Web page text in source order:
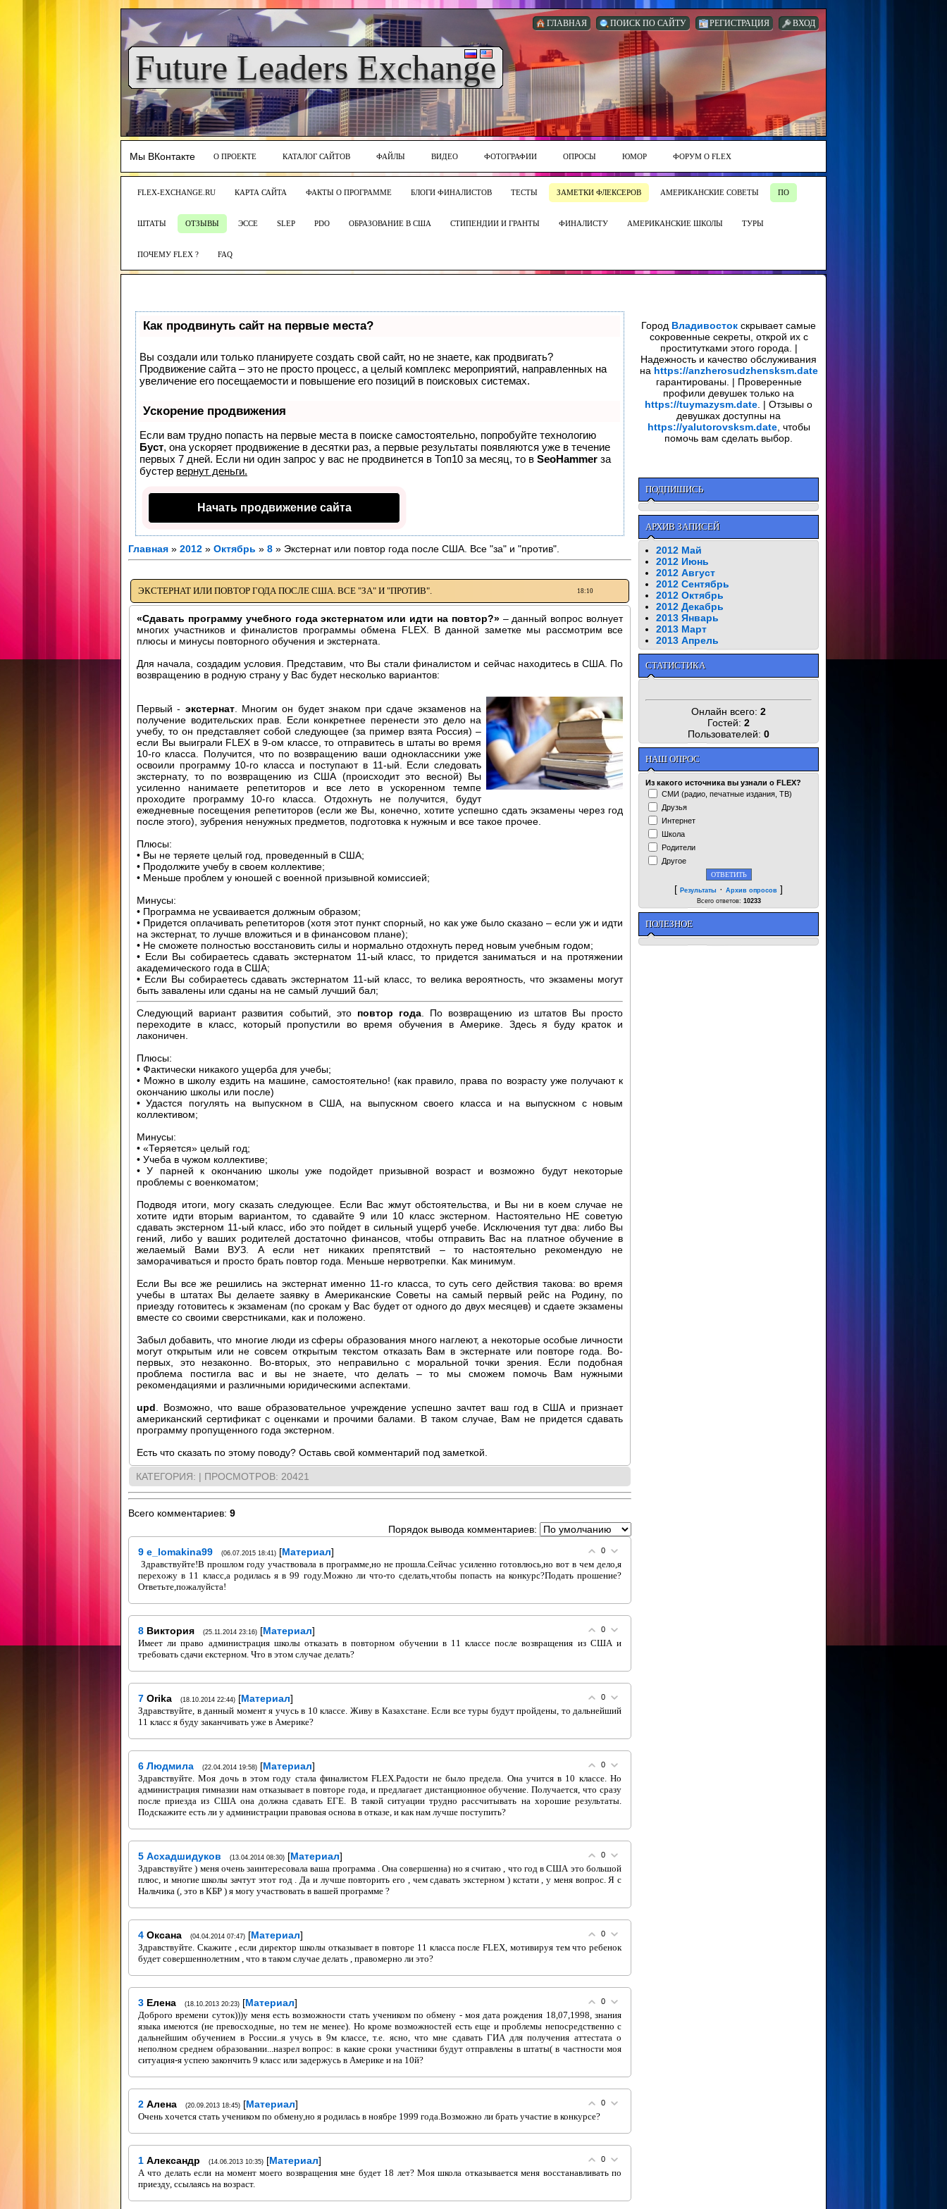
ВХОД
РЕГИСТРАЦИЯ
ПОИСК ПО САЙТУ
ГЛАВНАЯ
Future Leaders Exchange
Мы ВКонтакте О ПРОЕКТЕ КАТАЛОГ САЙТОВ ФАЙЛЫ ВИДЕО ФОТОГРАФИИ ОПРОСЫ ЮМОР ФОРУМ О FLEX
FLEX-EXCHANGE.RU КАРТА САЙТА ФАКТЫ О ПРОГРАММЕ БЛОГИ ФИНАЛИСТОВ ТЕСТЫ ЗАМЕТКИ ФЛЕКСЕРОВ АМЕРИКАНСКИЕ СОВЕТЫ ПО
ШТАТЫ ОТЗЫВЫ ЭССЕ SLEP PDO ОБРАЗОВАНИЕ В США СТИПЕНДИИ И ГРАНТЫ ФИНАЛИСТУ АМЕРИКАНСКИЕ ШКОЛЫ ТУРЫ
ПОЧЕМУ FLEX ? FAQ
Как продвинуть сайт на первые места?
Вы создали или только планируете создать свой сайт, но не знаете, как продвигать?
Продвижение сайта – это не просто процесс, а целый комплекс мероприятий, направленных на
увеличение его посещаемости и повышение его позиций в поисковых системах.
Ускорение продвижения
Если вам трудно попасть на первые места в поиске самостоятельно, попробуйте технологию
Буст, она ускоряет продвижение в десятки раз, а первые результаты появляются уже в течение
первых 7 дней. Если ни один запрос у вас не продвинется в Топ10 за месяц, то в SeoHammer за
бустер вернут деньги.
Начать продвижение сайта
Главная » 2012 » Октябрь » 8 » Экстернат или повтор года после США. Все "за" и "против".
18:10
ЭКСТЕРНАТ ИЛИ ПОВТОР ГОДА ПОСЛЕ США. ВСЕ "ЗА" И "ПРОТИВ".
«Сдавать программу учебного года экстернатом или идти на повтор?»– данный вопрос волнует
многих участников и финалистов программы обмена FLEX. В данной заметке мы рассмотрим все
плюсы и минусы повторного обучения и экстерната.
Для начала, создадим условия. Представим, что Вы стали финалистом и сейчас находитесь в США. По
возвращению в родную страну у Вас будет несколько вариантов:
Первый - экстернат. Многим он будет знаком при сдаче экзаменов на
получение водительских прав. Если конкретнее перенести это дело на
учебу, то он представляет собой следующее (за пример взята Россия) –
если Вы выиграли FLEX в 9-ом классе, то отправитесь в штаты во время
10-го класса. Получится, что по возвращению ваши одноклассники уже
освоили программу 10-го класса и поступают в 11-ый. Если следовать
экстернату, то по возвращению из США (происходит это весной) Вы
усиленно нанимаете репетиторов и все лето в ускоренном темпе
проходите программу 10-го класса. Отдохнуть не получится, будут
ежедневные посещения репетиторов (если же Вы, конечно, хотите успешно сдать экзамены через год
после этого), зубрения ненужных предметов, подготовка к нужным и все такое прочее.
Плюсы:
• Вы не теряете целый год, проведенный в США;
• Продолжите учебу в своем коллективе;
• Меньше проблем у юношей с военной призывной комиссией;
Минусы:
• Программа не усваивается должным образом;
• Придется оплачивать репетиторов (хотя этот пункт спорный, но как уже было сказано – если уж и идти
на экстернат, то лучше вложиться и в финансовом плане);
• Не сможете полностью восстановить силы и нормально отдохнуть перед новым учебным годом;
• Если Вы собираетесь сдавать экстернатом 11-ый класс, то придется заниматься и на протяжении
академического года в США;
• Если Вы собираетесь сдавать экстернатом 11-ый класс, то велика вероятность, что экзамены могут
быть завалены или сданы на не самый лучший бал;
Следующий вариант развития событий, это повтор года . По возвращению из штатов Вы просто
переходите в класс, который пропустили во время обучения в Америке. Здесь я буду краток и
лаконичен.
Плюсы:
• Фактически никакого ущерба для учебы;
• Можно в школу ездить на машине, самостоятельно! (как правило, права по возрасту уже получают к
окончанию школы или после)
• Удастся погулять на выпускном в США, на выпускном своего класса и на выпускном с новым
коллективом;
Минусы:
• «Теряется» целый год;
• Учеба в чужом коллективе;
• У парней к окончанию школы уже подойдет призывной возраст и возможно будут некоторые
проблемы с военкоматом;
Подводя итоги, могу сказать следующее. Если Вас жмут обстоятельства, и Вы ни в коем случае не
хотите идти вторым вариантом, то сдавайте 9 или 10 класс экстерном. Настоятельно НЕ советую
сдавать экстерном 11-ый класс, ибо это пойдет в сильный ущерб учебе. Исключения тут два: либо Вы
гений, либо у ваших родителей достаточно финансов, чтобы отправить Вас на платное обучение в
желаемый Вами ВУЗ. А если нет никаких препятствий – то настоятельно рекомендую не
заморачиваться и просто брать повтор года. Меньше нервотрепки. Как минимум.
Если Вы все же решились на экстернат именно 11-го класса, то суть сего действия такова: во время
учебы в штатах Вы делаете заявку в Американские Советы на самый первый рейс на Родину, по
приезду готовитесь к экзаменам (по срокам у Вас будет от одного до двух месяцев) и сдаете экзамены
вместе со своими сверстниками, как и положено.
Забыл добавить, что многие люди из сферы образования много наглеют, а некоторые особые личности
могут открытым или не совсем открытым текстом отказать Вам в экстернате или повторе года. Во-
первых, это незаконно. Во-вторых, это неправильно с моральной точки зрения. Если подобная
проблема постигла вас и вы не знаете, что делать – то мы сможем помочь Вам нужными
рекомендациями и различными юридическими аспектами.
upd . Возможно, что ваше образовательное учреждение успешно зачтет ваш год в США и признает
американский сертификат с оценками и прочими балами. В таком случае, Вам не придется сдавать
программу пропущенного года экстерном.
Есть что сказать по этому поводу? Оставь свой комментарий под заметкой.
КАТЕГОРИЯ: | ПРОСМОТРОВ: 20421
Всего комментариев: 9
Порядок вывода комментариев:
0
9 e_lomakina99 (06.07.2015 18:41) [Материал]
Здравствуйте!В прошлом году участвовала в программе,но не прошла.Сейчас усиленно готовлюсь,но вот в чем дело,я
перехожу в 11 класс,а родилась я в 99 году.Можно ли что-то сделать,чтобы попасть на конкурс?Подать прошение?
Ответьте,пожалуйста!
0
8 Виктория (25.11.2014 23:16) [Материал]
Имеет ли право администрация школы отказать в повторном обучении в 11 классе после возвращения из США и
требовать сдачи екстерном. Что в этом случае делать?
0
7 Orika (18.10.2014 22:44) [Материал]
Здравствуйте, в данный момент я учусь в 10 классе. Живу в Казахстане. Если все туры будут пройдены, то дальнейший
11 класс я буду заканчивать уже в Америке?
0
6 Людмила (22.04.2014 19:58) [Материал]
Здравствуйте. Моя дочь в этом году стала финалистом FLEX.Радости не было предела. Она учится в 10 классе. Но
администрация гимназии нам отказывает в повторе года, и предлагает дистанционное обучение. Получается, что сразу
после приезда из США она должна сдавать ЕГЕ. В такой ситуации трудно рассчитывать на хорошие результаты.
Подскажите есть ли у администрации правовая основа в отказе, и как нам лучше поступить?
0
5 Асхадшидуков (13.04.2014 08:30) [Материал]
Здравствуйте ) меня очень заинтересовала ваша программа . Она совершенна) но я считаю , что год в США это большой
плюс, и многие школы зачтут этот год . Да и лучше повторить его , чем сдавать экстерном ) кстати , у меня вопрос. Я с
Нальчика (, это в КБР ) я могу участвовать в вашей программе ?
0
4 Оксана (04.04.2014 07:47) [Материал]
Здравствуйте. Скажите , если директор школы отказывает в повторе 11 класса после FLEX, мотивируя тем что ребенок
будет совершеннолетним , что в таком случае делать , правомерно ли это?
0
3 Елена (18.10.2013 20:23) [Материал]
Доброго времени суток)))у меня есть возможности стать учеником по обмену - моя дата рождения 18,07,1998, знания
языка имеются (не превосходные, но тем не менее). Но кроме возможностей есть еще и проблемы непосредственно с
дальнейшим обучением в России..я учусь в 9м классе, т.е. ясно, что мне сдавать ГИА для получения аттестата о
неполном среднем образовании...назрел вопрос: в какие сроки участники будут отправлены в штаты( в частности моя
ситуация-я успею закончить 9 класс или задержусь в Америке и на 10й?
0
2 Алена (20.09.2013 18:45) [Материал]
Очень хочется стать учеником по обмену,но я родилась в ноябре 1999 года.Возможно ли брать участие в конкурсе?
0
1 Александр (14.06.2013 10:35) [Материал]
А что делать если на момент моего возвращения мне будет 18 лет? Моя школа отказывается меня восстанавливать по
приезду, ссылаясь на возраст.
Город Владивосток скрывает самые
сокровенные секреты, открой их с
проститутками этого города. |
Надежность и качество обслуживания
на https://anzherosudzhensksm.date
гарантированы. | Проверенные
профили девушек только на
https://tuymazysm.date . | Отзывы о
девушках доступны на
https://yalutorovsksm.date, чтобы
помочь вам сделать выбор.
ПОДПИШИСЬ
АРХИВ ЗАПИСЕЙ
2012 Май
2012 Июнь
2012 Август
2012 Сентябрь
2012 Октябрь
2012 Декабрь
2013 Январь
2013 Март
2013 Апрель
СТАТИСТИКА
Онлайн всего: 2
Гостей: 2
Пользователей: 0
НАШ ОПРОС
Из какого источника вы узнали о FLEX?
СМИ (радио, печатные издания, ТВ)
Друзья
Интернет
Школа
Родители
Другое
[ Результаты · Архив опросов ]
Всего ответов: 10233
ПОЛЕЗНОЕ